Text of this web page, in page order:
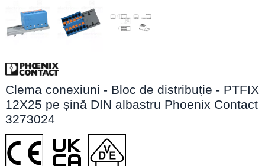
Clema conexiuni - Bloc de distribuție - PTFIX
12X25 pe șină DIN albastru Phoenix Contact
3273024